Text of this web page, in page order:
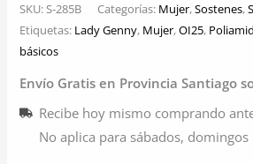
SKU:S-285B Categorías: Mujer,Sostenes,
Etiquetas: Lady Genny, Mujer,OI25,
básicos
Envío Gratis en Provincia Santiago
Recibe hoy mismo comprando
No aplica para sábados,